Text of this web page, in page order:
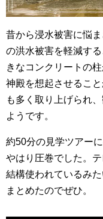
昔から浸水被害に悩
の洪水被害を軽減す
きなコンクリートの
神殿を想起させるこ
も多く取り上げられ
ようです。
約50分の見学ツアー
やはり圧巻でした。
結構使われているみ
まとめたのでぜひ。